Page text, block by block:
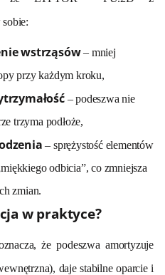
wstrząsów– mniej
przy każdym kroku,
– podeszwa nie
trzyma podłoże,
– sprężystość elementów
odbicia”, co zmniejsza
zmian.
w praktyce?
że podeszwa amortyzuje
daje stabilne oparcie i